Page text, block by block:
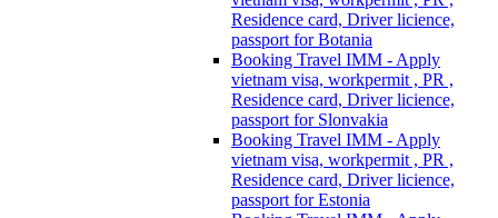
Residence card, Driver licience,
passport for Botania
Booking Travel IMM - Apply
vietnam visa, workpermit , PR ,
Residence card, Driver licience,
passport for Slonvakia
Booking Travel IMM - Apply
vietnam visa, workpermit , PR ,
Residence card, Driver licience,
passport for Estonia